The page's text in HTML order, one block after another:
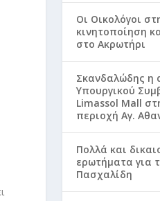
Οι Οικολόγοι
κινητοποίηση
στο Ακρωτήρι
Σκανδαλώδης η
Υπουργικού
Limassol Mall
περιοχή Αγ.
Πολλά και
ερωτήματα για
Πασχαλίδη